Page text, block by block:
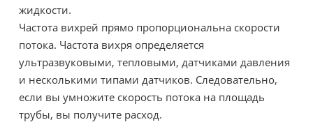
жидкости.
Частота вихрей прямо пропорциональна скорости
потока. Частота вихря определяется
ультразвуковыми, тепловыми, датчиками давления
и несколькими типами датчиков. Следовательно,
если вы умножите скорость потока на площадь
трубы, вы получите расход.